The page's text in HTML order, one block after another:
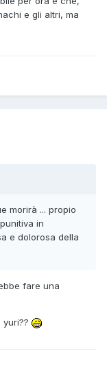
e gli altri, ma
morirà ... propio
in
e dolorosa della
fare una